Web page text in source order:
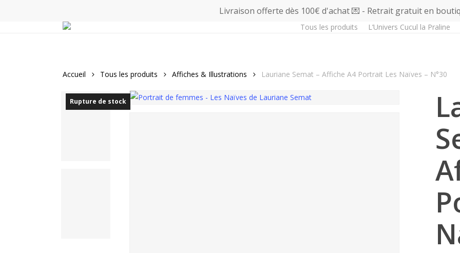
Livraison offerte dès 100€ d'achat 💌 - Retrait gratuit en
Tous les produits L’Univers Cucul la Praline
Accueil Tous les produits Affiches & Illustrations Lauriane Semat – Affiche A4 Portrait Les Naïves – N°30
Rupture de stock